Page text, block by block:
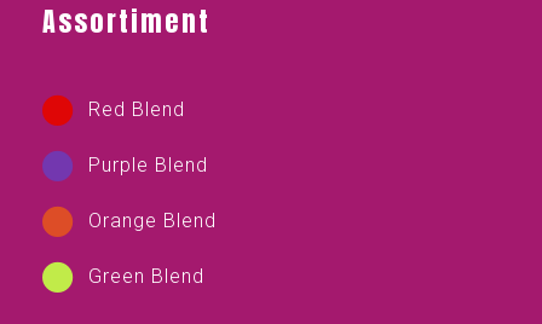
Assortiment
Red Blend
Purple Blend
Orange Blend
Green Blend